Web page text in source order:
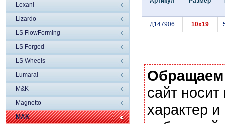
Lexani
Lizardo
LS FlowForming
LS Forged
LS Wheels
Lumarai
M&K
Magnetto
MAK
Д147906 10x19
сайт
характер